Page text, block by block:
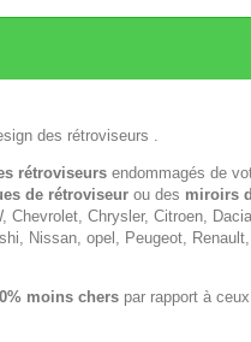
des rétroviseurs .
rétroviseurs endommagés de
de rétroviseur ou des miroirs
Chrysler, Citroen,
Nissan, opel, Peugeot,
moins chers par rapport à